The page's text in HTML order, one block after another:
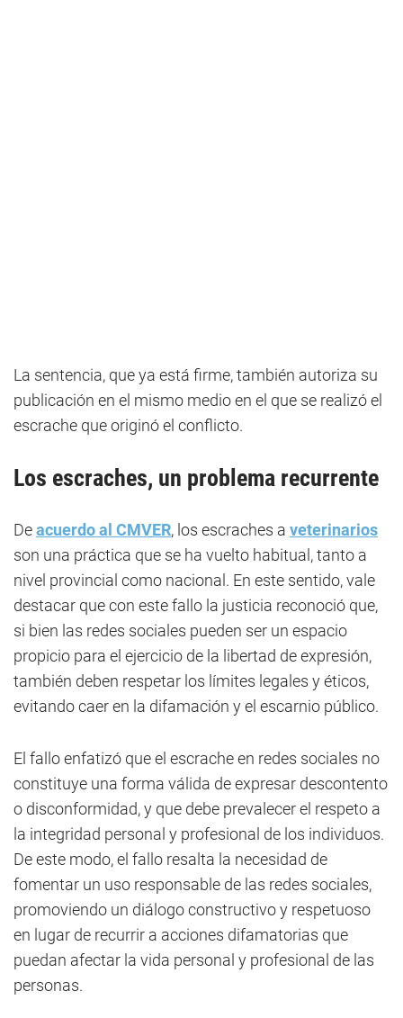
La sentencia, que ya está firme, también autoriza su
publicación en el mismo medio en el que se realizó el
escrache que originó el conflicto.
Los escraches, un problema recurrente
Deacuerdo al CMVER, los escraches a veterinarios
son una práctica que se ha vuelto habitual, tanto a
nivel provincial como nacional. En este sentido, vale
destacar que con este fallo la justicia reconoció que,
si bien las redes sociales pueden ser un espacio
propicio para el ejercicio de la libertad de expresión,
también deben respetar los límites legales y éticos,
evitando caer en la difamación y el escarnio público.
El fallo enfatizó que el escrache en redes sociales no
constituye una forma válida de expresar descontento
o disconformidad, y que debe prevalecer el respeto a
la integridad personal y profesional de los individuos.
De este modo, el fallo resalta la necesidad de
fomentar un uso responsable de las redes sociales,
promoviendo un diálogo constructivo y respetuoso
en lugar de recurrir a acciones difamatorias que
puedan afectar la vida personal y profesional de las
personas.